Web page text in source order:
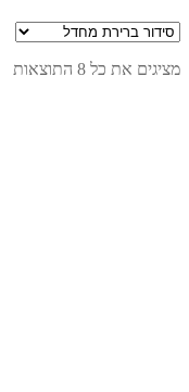
מציגים את כל ⁦8⁩ התוצאות